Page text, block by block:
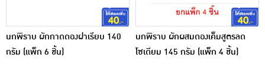
นกพิราบ ผักกาดดองฝาเรียบ 140
กรัม (แพ็ก 6 ชิ้น)
นกพิราบ ผักผสมดองเค็มสูตรลด
โซเดียม 145 กรัม (แพ็ก 4 ชิ้น)